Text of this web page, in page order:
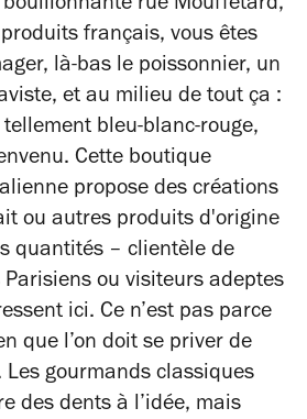
rue Mouffetard,
français, vous êtes
là-bas le poissonnier, un
et au milieu de tout ça :
tellement bleu-blanc-rouge,
Cette boutique
propose des créations
ou autres produits d'origine
quantités – clientèle de
ou visiteurs adeptes
ici. Ce n’est pas parce
que l’on doit se priver de
gourmands classiques
des dents à l’idée, mais